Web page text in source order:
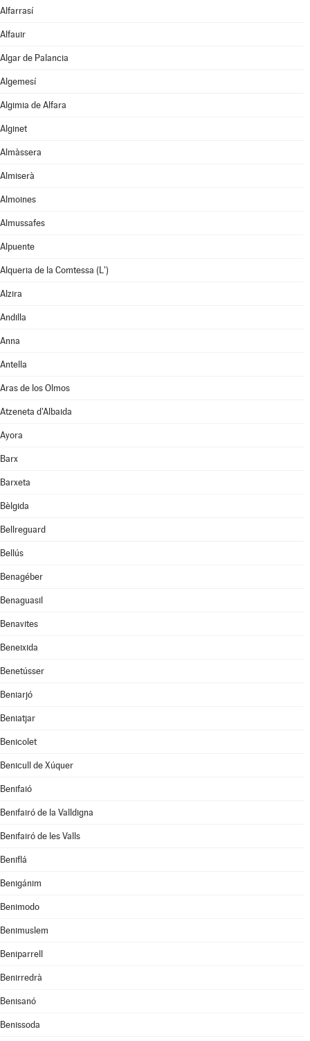
Alfarrasí
Alfauir
Algar de Palancia
Algemesí
Algimia de Alfara
Alginet
Almàssera
Almiserà
Almoines
Almussafes
Alpuente
Alqueria de la Comtessa (L')
Alzira
Andilla
Anna
Antella
Aras de los Olmos
Atzeneta d'Albaida
Ayora
Barx
Barxeta
Bèlgida
Bellreguard
Bellús
Benagéber
Benaguasil
Benavites
Beneixida
Benetússer
Beniarjó
Beniatjar
Benicolet
Benicull de Xúquer
Benifaió
Benifairó de la Valldigna
Benifairó de les Valls
Beniflá
Benigánim
Benimodo
Benimuslem
Beniparrell
Benirredrà
Benisanó
Benissoda